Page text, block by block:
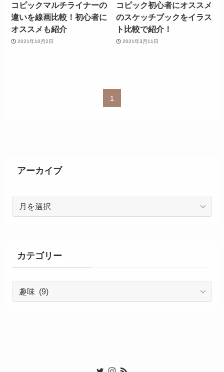
コピックマルチライナーの
違いを線画比較！初心者に
オススメも紹介
2021年10月2日
コピック初心者にオススメ
のスケッチブックをイラス
ト比較で紹介！
2021年3月11日
1
アーカイブ
カテゴリー